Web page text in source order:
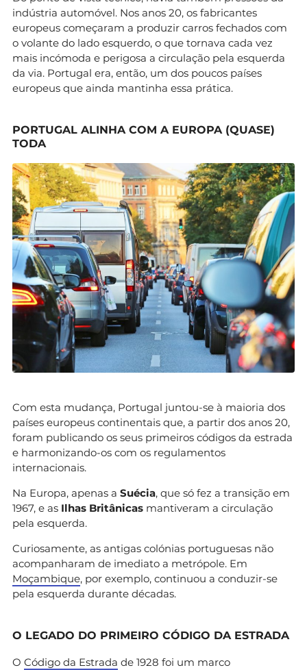
indústria automóvel. Nos anos 20, os fabricantes
europeus começaram a produzir carros fechados com
o volante do lado esquerdo, o que tornava cada vez
mais incómoda e perigosa a circulação pela esquerda
da via. Portugal era, então, um dos poucos países
europeus que ainda mantinha essa prática.
PORTUGAL ALINHA COM A EUROPA (QUASE)
TODA
Com esta mudança, Portugal juntou-se à maioria dos
países europeus continentais que, a partir dos anos 20,
foram publicando os seus primeiros códigos da estrada
e harmonizando-os com os regulamentos
internacionais.
Na Europa, apenas a Suécia, que só fez a transição em
1967, e as Ilhas Britânicas mantiveram a circulação
pela esquerda.
Curiosamente, as antigas colónias portuguesas não
acompanharam de imediato a metrópole. Em
Moçambique, por exemplo, continuou a conduzir-se
pela esquerda durante décadas.
O LEGADO DO PRIMEIRO CÓDIGO DA ESTRADA
O Código da Estrada de 1928 foi um marco